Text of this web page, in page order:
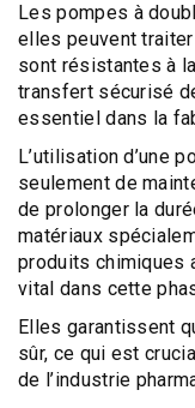
Lespompes à
elles peuvent
sont résistantes à
transfert sécurisé
essentiel dans la
L’utilisation d’une
seulement de
de prolonger la
matériaux
produits chimiques
vital dans cette
Elles garantissent
sûr, ce qui est
de l’industrie